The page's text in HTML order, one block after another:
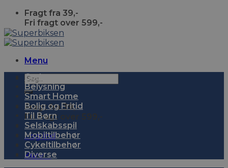
Skip
content
Fragt fra 39,-
Fri fragt over 599,-
Menu
Søg
efter:
Fragt fra 39,-
Fri fragt over 599,-
Log ind
Kurv0
Gadgets
Belysning
Smart Home
Bolig og Fritid
Til Børn
Selskabsspil
Mobiltilbehør
Cykeltilbehør
Diverse